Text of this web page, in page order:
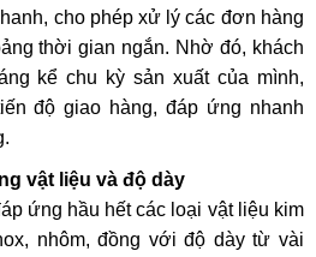
cho phép xử lý các đơn hàng
thời gian ngắn. Nhờ đó, khách
kể chu kỳ sản xuất của mình,
độ giao hàng, đáp ứng nhanh
vật liệu và độ dày
ứng hầu hết các loại vật liệu kim
nhôm, đồng với độ dày từ vài